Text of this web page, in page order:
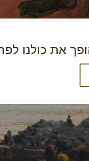
את כולנו